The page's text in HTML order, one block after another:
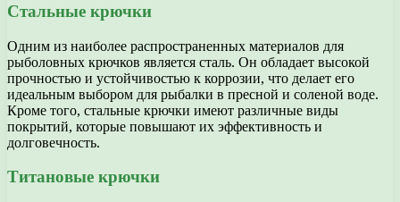
Стальные крючки
Одним из наиболее распространенных материалов для
рыболовных крючков является сталь. Он обладает высокой
прочностью и устойчивостью к коррозии, что делает его
идеальным выбором для рыбалки в пресной и соленой воде.
Кроме того, стальные крючки имеют различные виды
покрытий, которые повышают их эффективность и
долговечность.
Титановые крючки